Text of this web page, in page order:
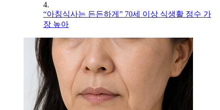
4.
“아침식사는 든든하게” 70세 이상 식생활 점수 가
장 높아